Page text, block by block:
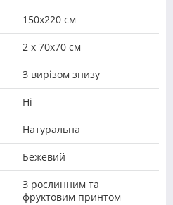
150х220 см
2 х 70х70 см
З вирізом знизу
Ні
Натуральна
Бежевий
З рослинним та
фруктовим принтом